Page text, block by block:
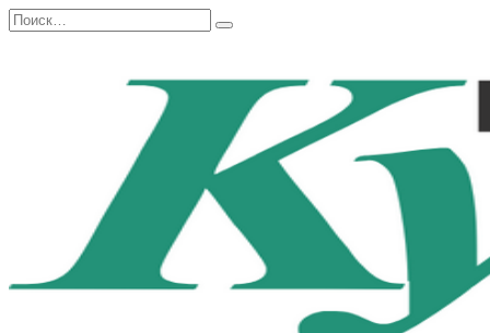
Перейти
к
Search
for: